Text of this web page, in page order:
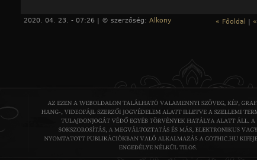
2020. 04. 23. - 07:26 | © szerzőség: Alkony « Főoldal | «